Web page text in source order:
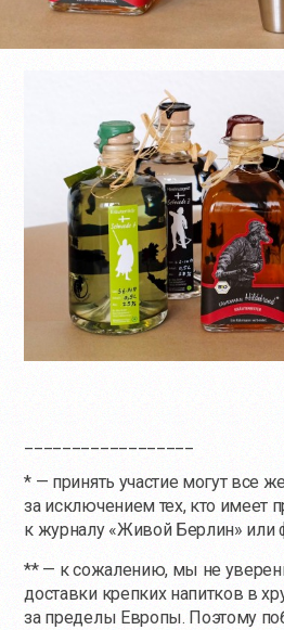
* — принять участие могут все
за исключением тех, кто имеет
к журналу «Живой Берлин» или
** — к сожалению, мы не
доставки крепких напитков в
за пределы Европы. Поэтому